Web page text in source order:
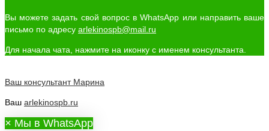
Вы можете задать свой вопрос в WhatsApp или направить ваше
письмо по адресу arlekinospb@mail.ru
Для начала чата, нажмите на иконку с именем консультанта.
Ваш консультант Марина
Ваш arlekinospb.ru
× Мы в WhatsApp